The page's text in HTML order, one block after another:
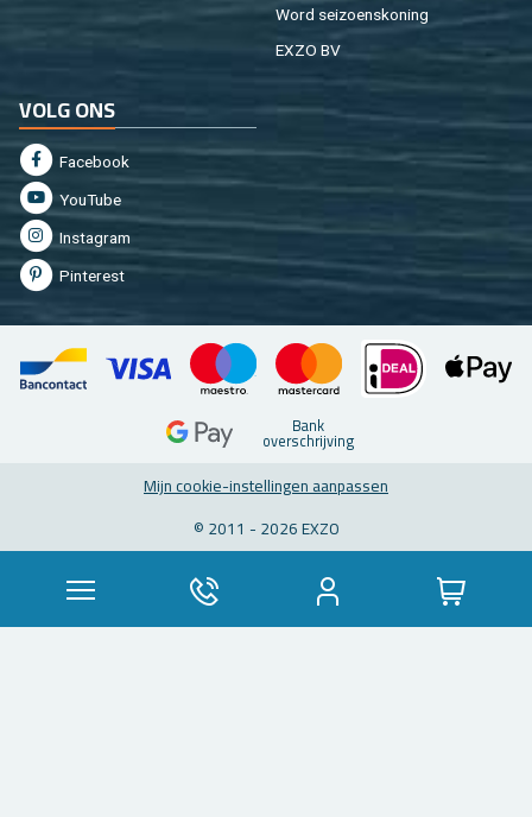
Word sei­zoens­ko­ning
EXZO BV
VOLG ONS
Fa­cebook
You­Tu­be
In­st­agram
Pin­te­rest
Bank
over­schrij­ving
Mijn coo­kie-in­stel­lin­gen aan­pas­sen
© 2011 - 2026 EXZO